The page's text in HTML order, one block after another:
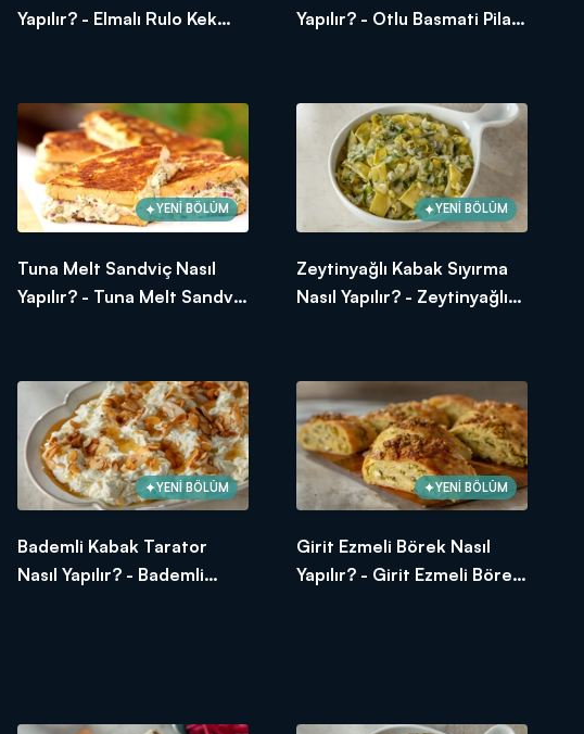
Yapılır? - Elmalı Rulo Kek
Yapılır? - Otlu Basmati Pilavı
YENİ BÖLÜM
Tuna Melt Sandviç Nasıl
Yapılır? - Tuna Melt Sandviç
YENİ BÖLÜM
Zeytinyağlı Kabak Sıyırma
Nasıl Yapılır? - Zeytinyağlı
YENİ BÖLÜM
Bademli Kabak Tarator
Nasıl Yapılır? - Bademli
YENİ BÖLÜM
Girit Ezmeli Börek Nasıl
Yapılır? - Girit Ezmeli Börek